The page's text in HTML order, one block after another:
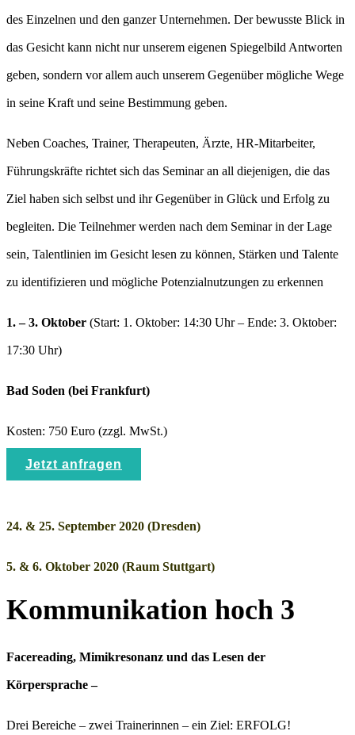
des Einzelnen und den ganzer Unternehmen. Der bewusste Blick in
das Gesicht kann nicht nur unserem eigenen Spiegelbild Antworten
geben, sondern vor allem auch unserem Gegenüber mögliche Wege
in seine Kraft und seine Bestimmung geben.
Neben Coaches, Trainer, Therapeuten, Ärzte, HR-Mitarbeiter,
Führungskräfte richtet sich das Seminar an all diejenigen, die das
Ziel haben sich selbst und ihr Gegenüber in Glück und Erfolg zu
begleiten. Die Teilnehmer werden nach dem Seminar in der Lage
sein, Talentlinien im Gesicht lesen zu können, Stärken und Talente
zu identifizieren und mögliche Potenzialnutzungen zu erkennen
1. – 3. Oktober (Start: 1. Oktober: 14:30 Uhr – Ende: 3. Oktober:
17:30 Uhr)
Bad Soden (bei Frankfurt)
Kosten: 750 Euro (zzgl. MwSt.)
Jetzt anfragen
24. & 25. September 2020 (Dresden)
5. & 6. Oktober 2020 (Raum Stuttgart)
Kommunikation hoch 3
Facereading, Mimikresonanz und das Lesen der
Körpersprache –
Drei Bereiche – zwei Trainerinnen – ein Ziel: ERFOLG!